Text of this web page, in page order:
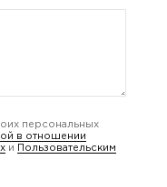
персональных
в отношении
и
Пользовательским